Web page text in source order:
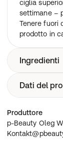
ciglia
settimane –
Tenere fuori
prodotto in
Ingredienti
Water,
Myristoyl
Centella
Sophora
Dati del
p-Beauty
Produttore
p-Beauty Oleg